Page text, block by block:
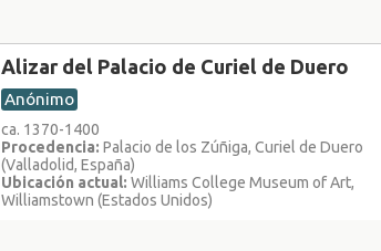
Alizar del Palacio de Curiel de Duero
Anónimo
ca. 1370-1400
Procedencia: Palacio de los Zúñiga, Curiel de Duero
(Valladolid, España)
Ubicación actual: Williams College Museum of Art,
Williamstown (Estados Unidos)